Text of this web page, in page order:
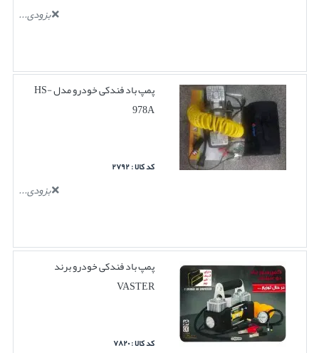
بزودی...
پمپ باد فندکی خودرو مدل HS-
978A
کد کالا : ۲۷۹۲
بزودی...
پمپ باد فندکی خودرو برند
VASTER
کد کالا : ۷۸۲۰